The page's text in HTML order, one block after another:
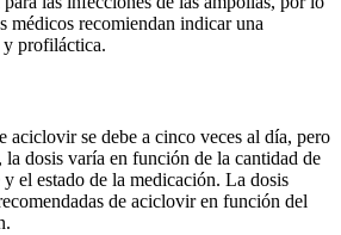
médicos recomiendan indicar una
y profiláctica.
aciclovir se debe a cinco veces al día, pero
la dosis varía en función de la cantidad de
el estado de la medicación. La dosis
de aciclovir en función del